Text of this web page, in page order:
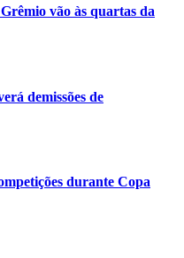
vão às quartas da
demissões de
durante Copa